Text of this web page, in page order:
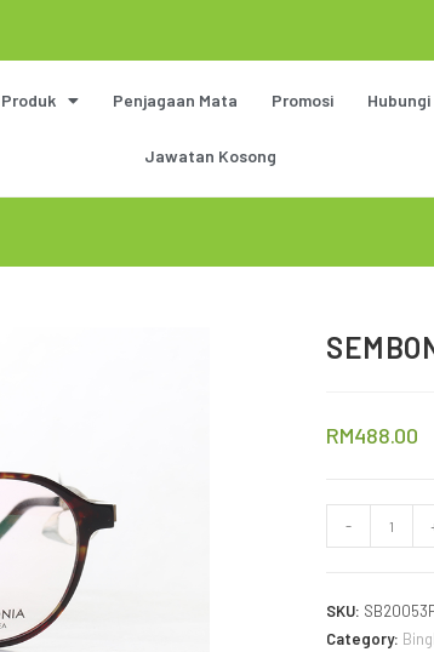
Produk Penjagaan Mata Promosi Hubungi
Jawatan Kosong
RM488.00
-
SKU:
Category: